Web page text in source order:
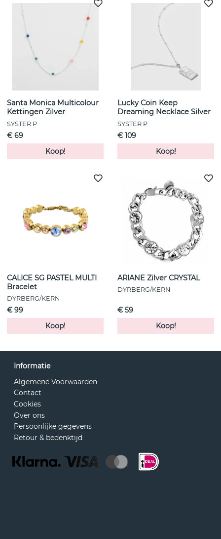
Santa Monica Multicolour
Kettingen Zilver
SYSTER P
€ 69
Koop!
Lucky Coin Keep
Dreaming Necklace Silver
SYSTER P
€ 109
Koop!
CALICE SG PASTEL MULTI
Bracelet
DYRBERG/KERN
€ 99
Koop!
ARIANE Zilver CRYSTAL
DYRBERG/KERN
€ 59
Koop!
Informatie
Algemene Voorwaarden
Contact
Cookies
Over ons
Persoonlijke gegevens
Retour & bedenktijd